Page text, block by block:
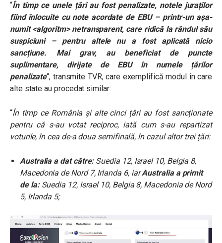
“În timp ce unele țări au fost penalizate, notele juraților
fiind înlocuite cu note acordate de EBU – printr-un așa-
numit <algoritm> netransparent, care ridică la rândul său
suspiciuni – pentru altele nu a fost aplicată nicio
sancțiune. Mai grav, au beneficiat de puncte
suplimentare, dirijate de EBU în numele țărilor
penalizate“, transmite TVR, care exemplifică modul în care
alte state au procedat similar:
“În timp ce România și alte cinci țări au fost sancționate
pentru că s-au votat reciproc, iată cum s-au repartizat
voturile, în cea de-a doua semifinală, în cazul altor trei țări:
Australia a dat către:Suedia 12, Israel 10, Belgia 8,
Macedonia de Nord 7, Irlanda 6, iarAustralia a primit
de la:Suedia 12, Israel 10, Belgia 8, Macedonia de Nord
5, Irlanda 5;